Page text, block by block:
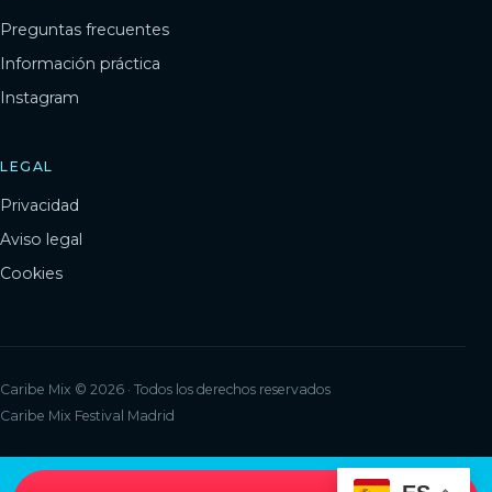
Preguntas frecuentes
Información práctica
Instagram
LEGAL
Privacidad
Aviso legal
Cookies
Caribe Mix © 2026 · Todos los derechos reservados
Caribe Mix Festival Madrid